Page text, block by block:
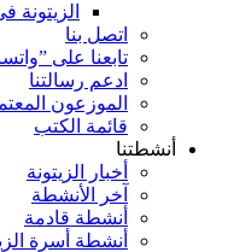
الزيتونة
اتصل بنا
تابعنا على
ادعم رسالتنا
الموزعون
قائمة الكتب
أنشطتنا
أخبار الزيتونة
آخر الأنشطة
أنشطة قادمة
أنشطة أسرة